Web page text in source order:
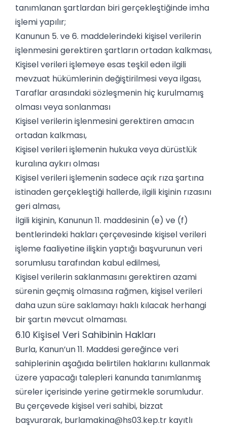
tanımlanan şartlardan biri gerçekleştiğinde imha
işlemi yapılır;
Kanunun 5. ve 6. maddelerindeki kişisel verilerin
işlenmesini gerektiren şartların ortadan kalkması,
Kişisel verileri işlemeye esas teşkil eden ilgili
mevzuat hükümlerinin değiştirilmesi veya ilgası,
Taraflar arasındaki sözleşmenin hiç kurulmamış
olması veya sonlanması
Kişisel verilerin işlenmesini gerektiren amacın
ortadan kalkması,
Kişisel verileri işlemenin hukuka veya dürüstlük
kuralına aykırı olması
Kişisel verileri işlemenin sadece açık rıza şartına
istinaden gerçekleştiği hallerde, ilgili kişinin rızasını
geri alması,
İlgili kişinin, Kanunun 11. maddesinin (e) ve (f)
bentlerindeki hakları çerçevesinde kişisel verileri
işleme faaliyetine ilişkin yaptığı başvurunun veri
sorumlusu tarafından kabul edilmesi,
Kişisel verilerin saklanmasını gerektiren azami
sürenin geçmiş olmasına rağmen, kişisel verileri
daha uzun süre saklamayı haklı kılacak herhangi
bir şartın mevcut olmaması.
6.10 Kişisel Veri Sahibinin Hakları
Burla, Kanun’un 11. Maddesi gereğince veri
sahiplerinin aşağıda belirtilen haklarını kullanmak
üzere yapacağı talepleri kanunda tanımlanmış
süreler içerisinde yerine getirmekle sorumludur.
Bu çerçevede kişisel veri sahibi, bizzat
başvurarak, burlamakina@hs03.kep.tr kayıtlı